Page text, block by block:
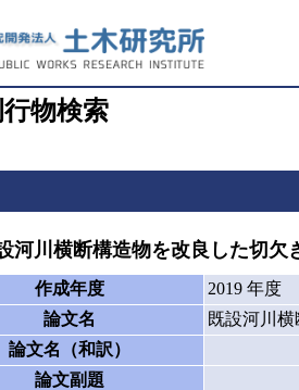
物検索
川横断構造物を改良した切欠
作成年度
2019 年度
論文名
既設河川
論文名（和訳）
論文副題